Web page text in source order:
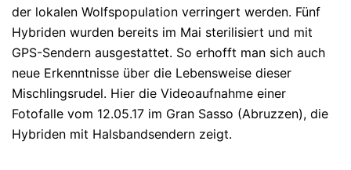
der lokalen Wolfspopulation verringert werden. Fünf
Hybriden wurden bereits im Mai sterilisiert und mit
GPS-Sendern ausgestattet. So erhofft man sich auch
neue Erkenntnisse über die Lebensweise dieser
Mischlingsrudel. Hier die Videoaufnahme einer
Fotofalle vom 12.05.17 im Gran Sasso (Abruzzen), die
Hybriden mit Halsbandsendern zeigt.